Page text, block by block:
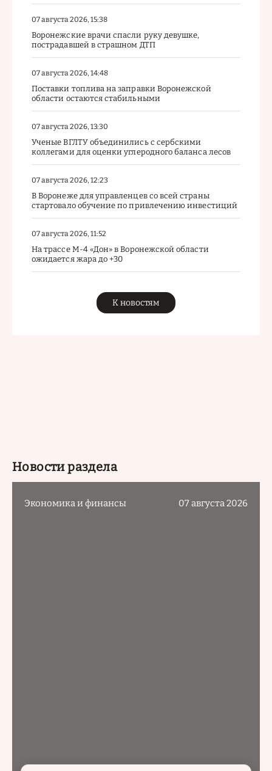
07 августа 2026, 15:38
Воронежские врачи спасли руку девушке,
пострадавшей в страшном ДТП
07 августа 2026, 14:48
Поставки топлива на заправки Воронежской
области остаются стабильными
07 августа 2026, 13:30
Ученые ВГЛТУ объединились с сербскими
коллегами для оценки углеродного баланса лесов
07 августа 2026, 12:23
В Воронеже для управленцев со всей страны
стартовало обучение по привлечению инвестиций
07 августа 2026, 11:52
На трассе М-4 «Дон» в Воронежской области
ожидается жара до +30
К новостям
Новости раздела
Экономика и финансы 07 августа 2026